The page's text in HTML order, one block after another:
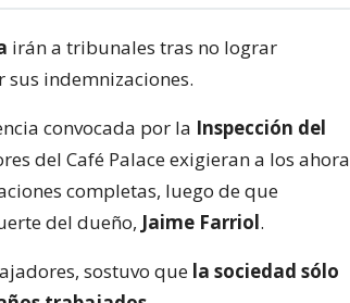
irán a tribunales tras no lograr
sus indemnizaciones.
convocada por la Inspección del
del Café Palace exigieran a los ahora
completas, luego de que
del dueño, Jaime Farriol.
sostuvo que la sociedad sólo